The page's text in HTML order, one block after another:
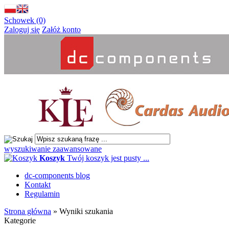
Schowek (0)
Zaloguj się Załóż konto
wyszukiwanie zaawansowane
Koszyk Twój koszyk jest pusty ...
dc-components blog
Kontakt
Regulamin
Strona główna » Wyniki szukania
Kategorie